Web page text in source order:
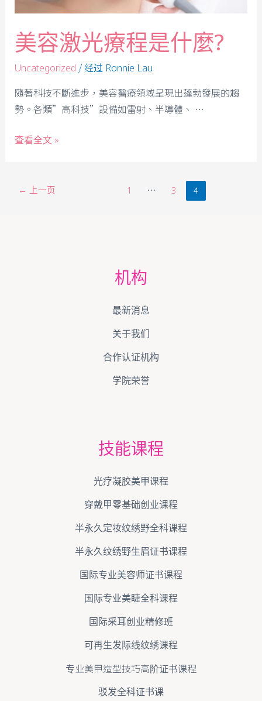
美容激光療程是什麼?
Uncategorized / 经过 Ronnie Lau
隨著科技不斷進步，美容醫療領域呈現出蓬勃發展的趨
勢。各類”高科技”設備如雷射、半導體、 …
查看全文 »
← 上一页 1 … 3 4
机构
最新消息
关于我们
合作认证机构
学院荣誉
技能课程
光疗凝胶美甲课程
穿戴甲零基础创业课程
半永久定妆纹绣野全科课程
半永久纹绣野生眉证书课程
国际专业美容师证书课程
国际专业美睫全科课程
国际采耳创业精修班
可再生发际线纹绣课程
专业美甲造型技巧高阶证书课程
驳发全科证书课